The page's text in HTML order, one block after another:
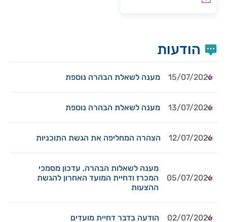
הודעות
15/07/2026 מענה לשאלת הבהרה נוספת
13/07/2026 מענה לשאלת הבהרה נוספת
12/07/2026 הצהרה המחליפה את הגשת התוכניות
05/07/2026
מענה לשאלות הבהרה, עדכון מסמכי
המכרז ודחיית המועד האחרון להגשת
ההצעות
02/07/2026 הודעה בדבר דחיית מועדים